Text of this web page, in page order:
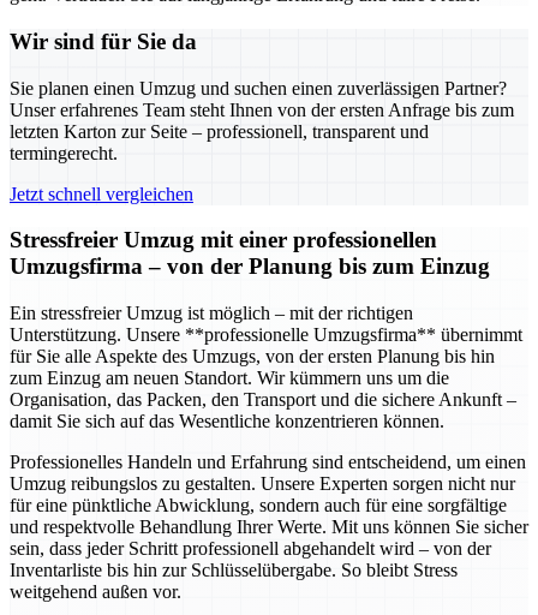
Wir sind für Sie da
Sie planen einen Umzug und suchen einen zuverlässigen Partner?
Unser erfahrenes Team steht Ihnen von der ersten Anfrage bis zum
letzten Karton zur Seite – professionell, transparent und
termingerecht.
Jetzt schnell vergleichen
Stressfreier Umzug mit einer professionellen
Umzugsfirma – von der Planung bis zum Einzug
Ein stressfreier Umzug ist möglich – mit der richtigen
Unterstützung. Unsere **professionelle Umzugsfirma** übernimmt
für Sie alle Aspekte des Umzugs, von der ersten Planung bis hin
zum Einzug am neuen Standort. Wir kümmern uns um die
Organisation, das Packen, den Transport und die sichere Ankunft –
damit Sie sich auf das Wesentliche konzentrieren können.
Professionelles Handeln und Erfahrung sind entscheidend, um einen
Umzug reibungslos zu gestalten. Unsere Experten sorgen nicht nur
für eine pünktliche Abwicklung, sondern auch für eine sorgfältige
und respektvolle Behandlung Ihrer Werte. Mit uns können Sie sicher
sein, dass jeder Schritt professionell abgehandelt wird – von der
Inventarliste bis hin zur Schlüsselübergabe. So bleibt Stress
weitgehend außen vor.